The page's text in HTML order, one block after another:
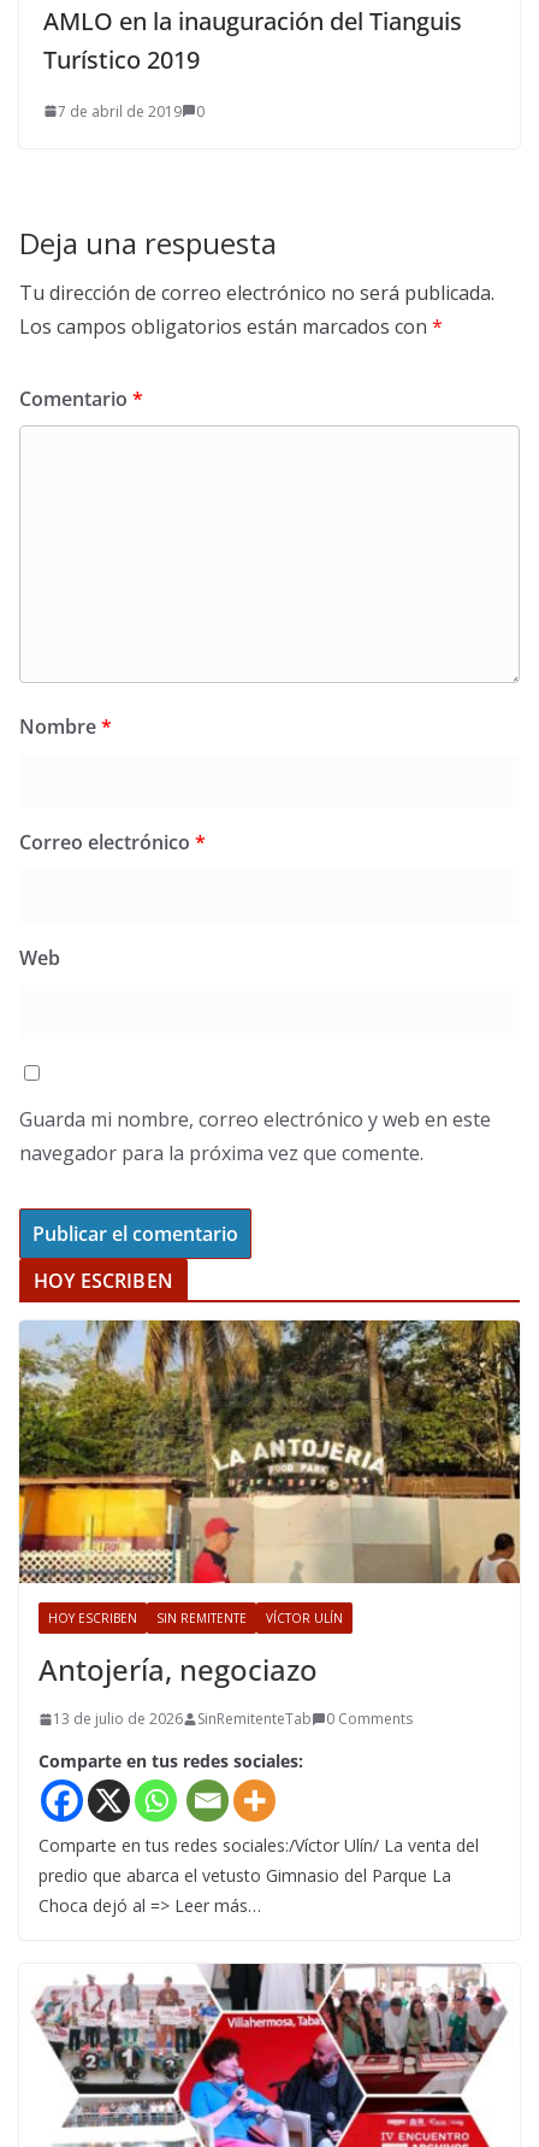
AMLO en la inauguración del Tianguis
Turístico 2019
7 de abril de 2019 0
Deja una respuesta
Tu dirección de correo electrónico no será publicada.
Los campos obligatorios están marcados con *
Comentario *
Nombre*
Correo electrónico *
Web
Guarda mi nombre, correo electrónico y web en este
navegador para la próxima vez que comente.
HOY ESCRIBEN
HOY ESCRIBEN SIN REMITENTE VÍCTOR ULÍN
Antojería, negociazo
13 de julio de 2026 SinRemitenteTab 0 Comments
Comparte en tus redes sociales:
Comparte en tus redes sociales:/Víctor Ulín/ La venta del
predio que abarca el vetusto Gimnasio del Parque La
Choca dejó al => Leer más…